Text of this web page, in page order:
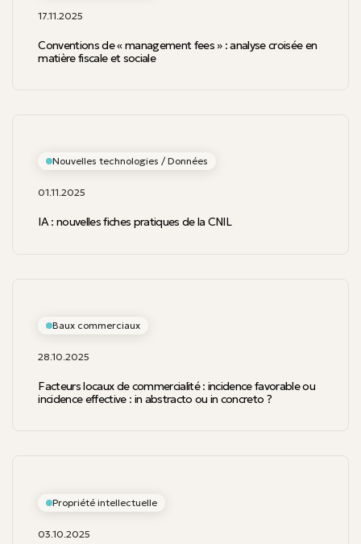
17.11.2025
Conventions de « management fees » : analyse croisée en
matière fiscale et sociale
Nouvelles technologies / Données
01.11.2025
IA : nouvelles fiches pratiques de la CNIL
Baux commerciaux
28.10.2025
Facteurs locaux de commercialité : incidence favorable ou
incidence effective : in abstracto ou in concreto ?
Propriété intellectuelle
03.10.2025